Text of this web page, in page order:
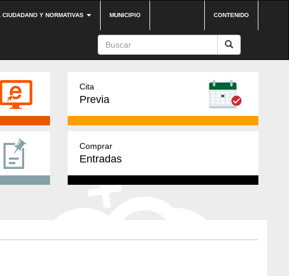
Y NORMATIVAS MUNICIPIO CONTENIDO
Cita
Previa
Comprar
Entradas